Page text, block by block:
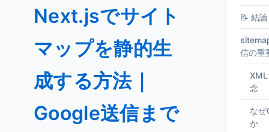
Next.jsでサイト
マップを静的生
成する方法｜
Google送信まで
📝 結論
信の重
念
な
か